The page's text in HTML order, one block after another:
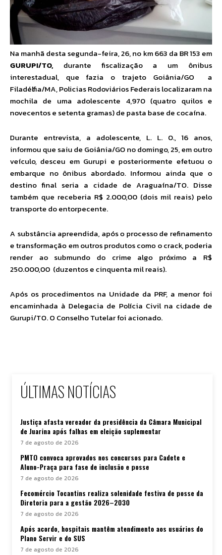
Na manhã desta segunda-feira, 26, no km 663 da BR 153 em
GURUPI/TO, durante fiscalização a um ônibus
interestadual, que fazia o trajeto Goiânia/GO a
Filadélfia/MA, Policias Rodoviários Federais localizaram na
mochila de uma adolescente 4,970 (quatro quilos e
novecentos e setenta gramas) de pasta base de cocaína.
Durante entrevista, a adolescente, L. L. 0., 16 anos,
informou que saiu de Goiânia/GO no domingo, 25, em outro
veículo, desceu em Gurupi e posteriormente efetuou o
embarque no ônibus abordado. Informou ainda que o
destino final seria a cidade de Araguaína/TO. Disse
também que receberia R$ 2.000,00 (dois mil reais) pelo
transporte do entorpecente.
A substância apreendida, após o processo de refinamento
e transformação em outros produtos como o crack, poderia
render ao submundo do crime algo próximo a R$
250.000,00 (duzentos e cinquenta mil reais).
Após os procedimentos na Unidade da PRF, a menor foi
encaminhada à Delegacia de Polícia Civil na cidade de
Gurupi/TO. O Conselho Tutelar foi acionado.
ÚLTIMAS NOTÍCIAS
Justiça afasta vereador da presidência da Câmara Municipal
de Juarina após falhas em eleição suplementar
7 de agosto de 2026
PMTO convoca aprovados nos concursos para Cadete e
Aluno-Praça para fase de inclusão e posse
7 de agosto de 2026
Fecomércio Tocantins realiza solenidade festiva de posse da
Diretoria para a gestão 2026–2030
7 de agosto de 2026
Após acordo, hospitais mantêm atendimento aos usuários do
Plano Servir e do SUS
7 de agosto de 2026